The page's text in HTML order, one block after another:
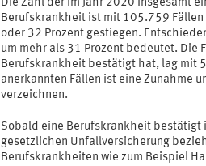
Die Zahl der im Jahr 2020 insgesamt
Berufskrankheit ist mit 105.759
oder 32 Prozent gestiegen.
um mehr als 31 Prozent bedeutet. Die
Berufskrankheit bestätigt hat, lag mit
anerkannten Fällen ist eine Zunahme
verzeichnen.
Sobald eine Berufskrankheit bestätigt
gesetzlichen Unfallversicherung
Berufskrankheiten wie zum Beispiel